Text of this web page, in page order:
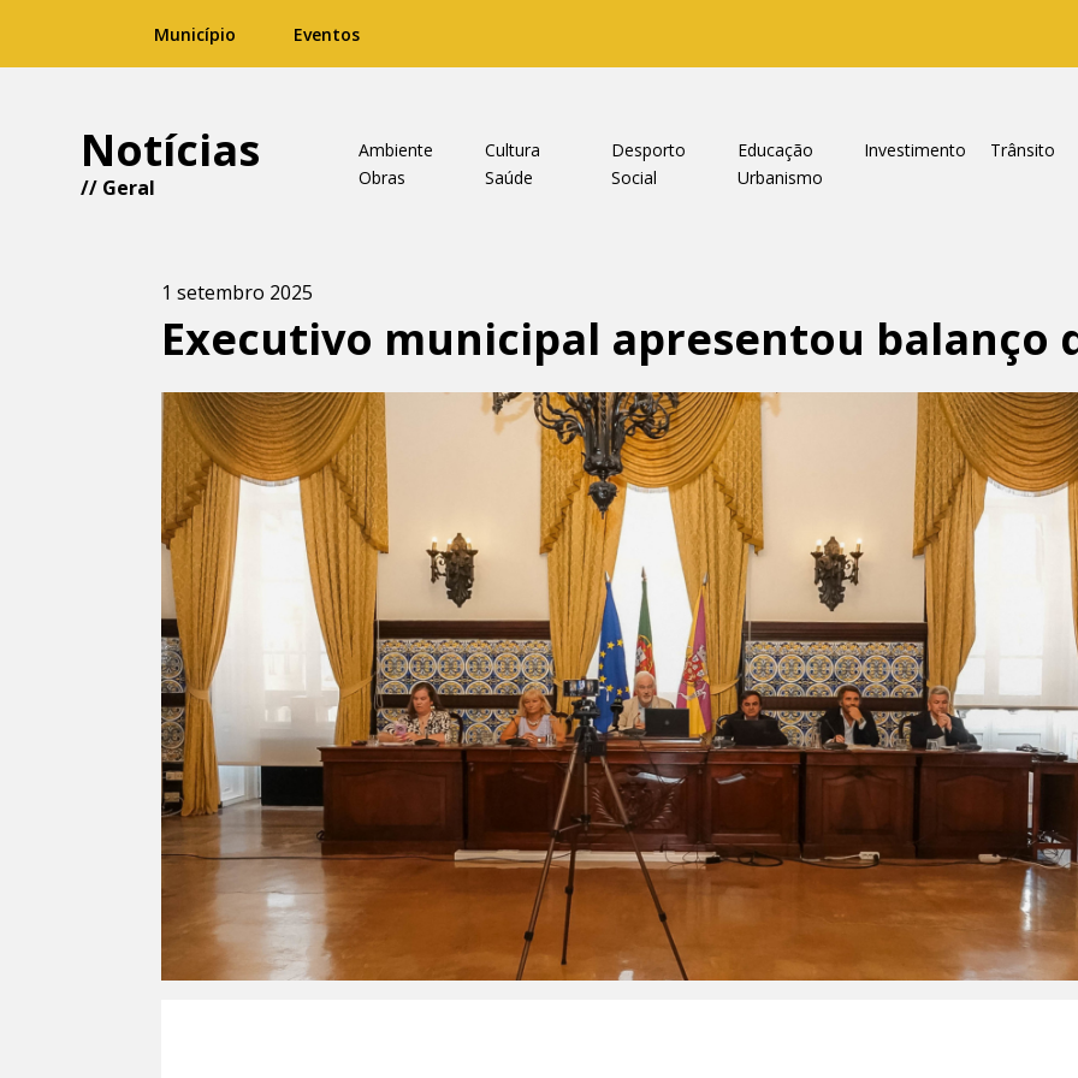
Município Eventos
Notícias
// Geral
Ambiente Cultura Desporto Educação Investimento
Trânsito
Obras
Saúde Social Urbanismo
1 setembro 2025
Executivo municipal apresentou balanço